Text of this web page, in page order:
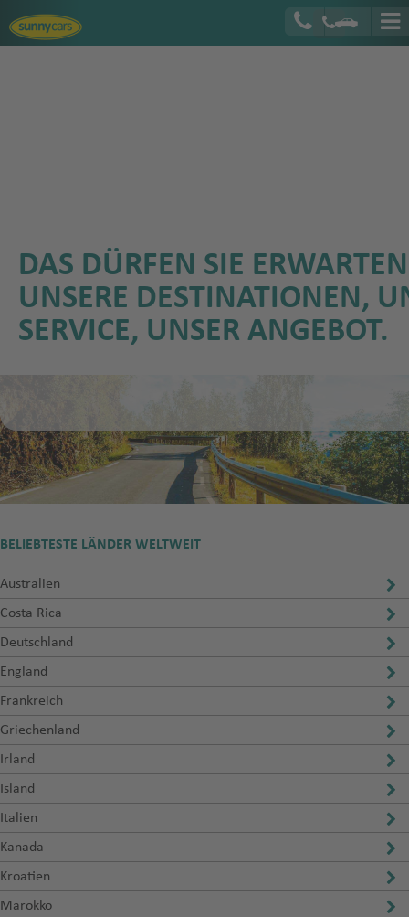
DAS DÜRFEN SIE
UNSERE DESTINATIONEN,
SERVICE, UNSER ANGEBOT.
BELIEBTESTE LÄNDER WELTWEIT
Australien
Costa Rica
Deutschland
England
Frankreich
Griechenland
Irland
Island
Italien
Kanada
Kroatien
Marokko